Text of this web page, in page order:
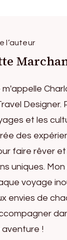
l’auteur
m'appelle
Designer.
et les
des
faire rêver
uniques.
voyage
envies de
!